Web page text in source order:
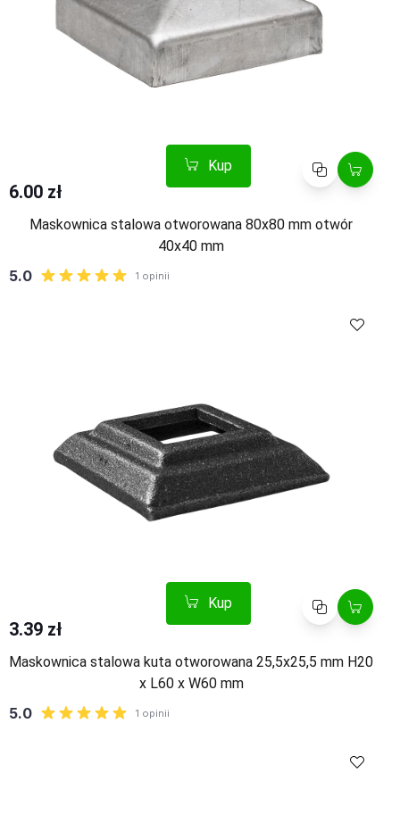
Kup Porównaj
6.00 zł
Maskownica stalowa otworowana 80x80 mm otwór
40x40 mm
Kup Porównaj
3.39 zł
Maskownica stalowa kuta otworowana 25,5x25,5 mm H20
x L60 x W60 mm